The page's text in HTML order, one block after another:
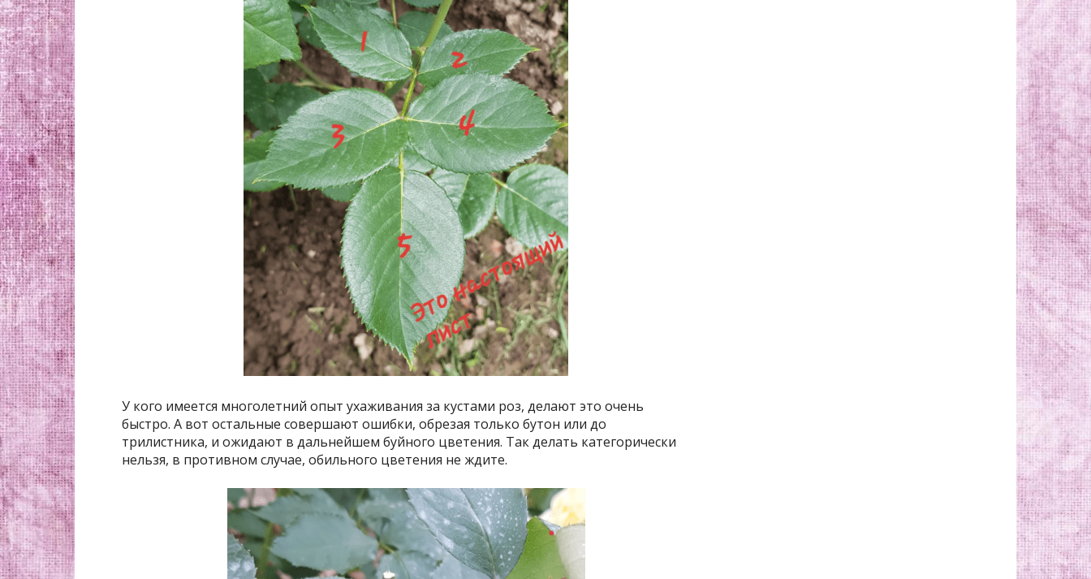
У кого имеется многолетний опыт ухаживания за кустами роз, делают это очень
быстро. А вот остальные совершают ошибки, обрезая только бутон или до
трилистника, и ожидают в дальнейшем буйного цветения. Так делать категорически
нельзя, в противном случае, обильного цветения не ждите.